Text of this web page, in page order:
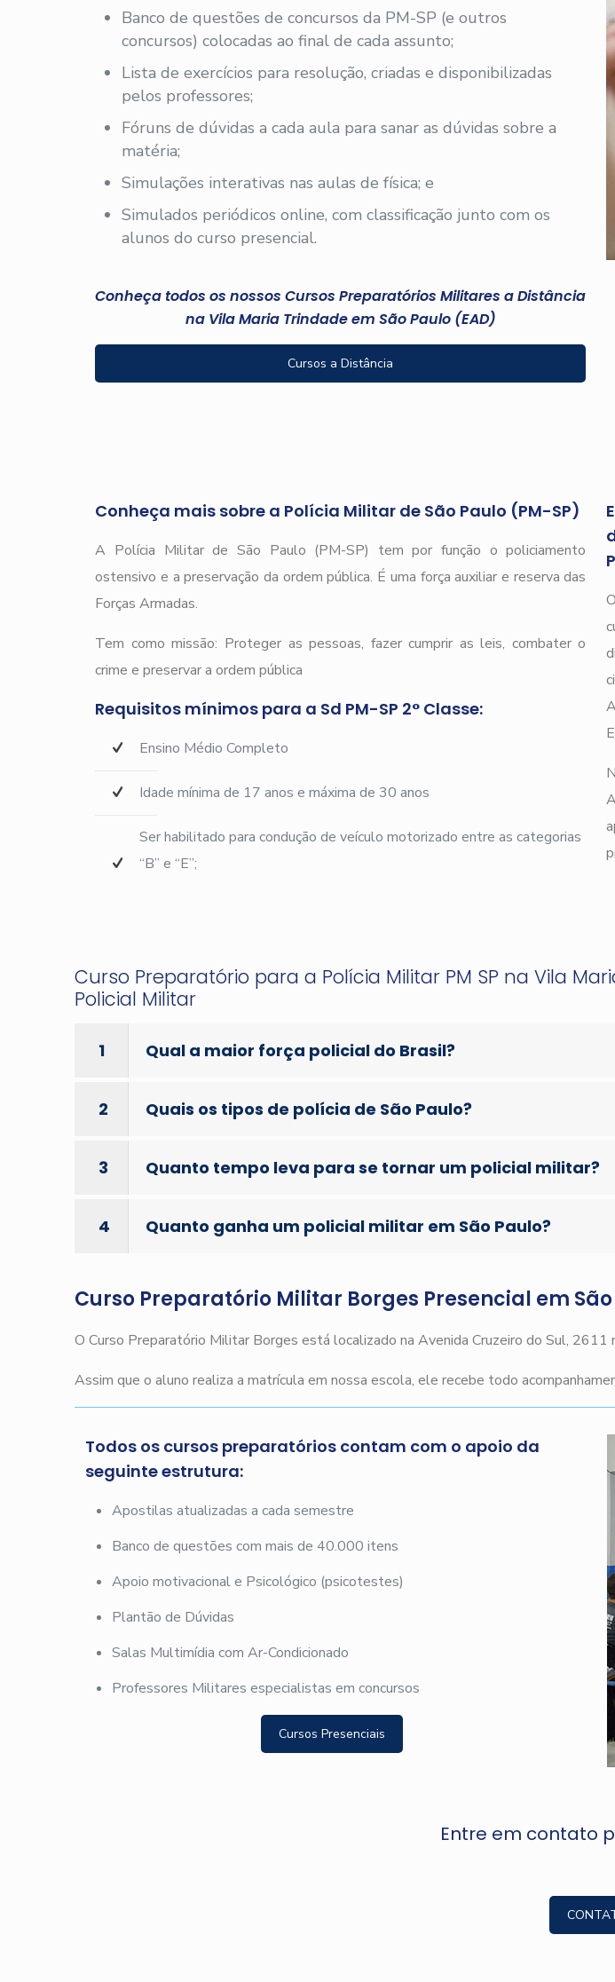
Banco de questões de concursos da PM-SP (e outros
concursos) colocadas ao final de cada assunto;
Lista de exercícios para resolução, criadas e disponibilizadas
pelos professores;
Fóruns de dúvidas a cada aula para sanar as dúvidas sobre a
matéria;
Simulações interativas nas aulas de física; e
Simulados periódicos online, com classificação junto com os
alunos do curso presencial.
Conheça todos os nossos Cursos Preparatórios Militares a Distância
na Vila Maria Trindade em São Paulo (EAD)
Cursos a Distância
Conheça mais sobre a Polícia Militar de São Paulo (PM-SP)
A Polícia Militar de São Paulo (PM-SP) tem por função o policiamento
ostensivo e a preservação da ordem pública. É uma força auxiliar e reserva das
Forças Armadas.
Tem como missão: Proteger as pessoas, fazer cumprir as leis, combater o
crime e preservar a ordem pública
Requisitos mínimos para a Sd PM-SP 2° Classe:
Ensino Médio Completo
Idade mínima de 17 anos e máxima de 30 anos
Ser habilitado para condução de veículo motorizado entre as categorias
“B” e “E”;
Curso Preparatório para a Polícia Militar PM SP na Vila
Policial Militar
1 Qual a maior força policial do Brasil?
2 Quais os tipos de polícia de São Paulo?
3 Quanto tempo leva para se tornar um policial militar?
4 Quanto ganha um policial militar em São Paulo?
Curso Preparatório Militar Borges Presencial em São
O Curso Preparatório Militar Borges está localizado na Avenida Cruzeiro do Sul,
Assim que o aluno realiza a matrícula em nossa escola, ele recebe todo
Todos os cursos preparatórios contam com o apoio da
seguinte estrutura:
Apostilas atualizadas a cada semestre
Banco de questões com mais de 40.000 itens
Apoio motivacional e Psicológico (psicotestes)
Plantão de Dúvidas
Salas Multimídia com Ar-Condicionado
Professores Militares especialistas em concursos
Cursos Presenciais
Entre em contato